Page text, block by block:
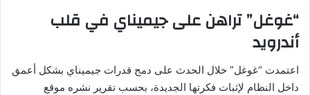
“غوغل” تراهن على جيميناي في قلب
أندرويد
اعتمدت “غوغل” خلال الحدث على دمج قدرات جيميناي بشكل أعمق
داخل النظام لإثبات فكرتها الجديدة، بحسب تقرير نشره موقع